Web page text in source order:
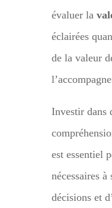
évaluer la
éclairées
de la valeur
Investir dans
est essentiel
nécessaires
décisions et